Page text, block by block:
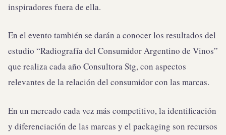
inspiradores fuera de ella.
En el evento también se darán a conocer los resultados del
estudio “Radiografía del Consumidor Argentino de Vinos”
que realiza cada año Consultora Stg, con aspectos
relevantes de la relación del consumidor con las marcas.
En un mercado cada vez más competitivo, la identificación
y diferenciación de las marcas y el packaging son recursos